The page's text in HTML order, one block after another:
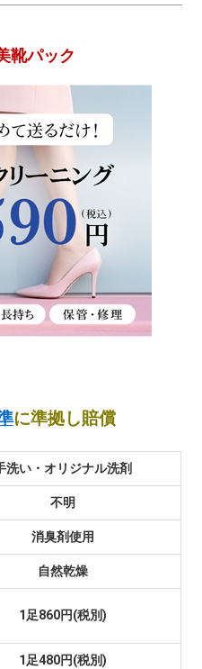
靴パック
に準拠し賠償
洗い・オリジナル洗剤
不明
消臭剤使用
自然乾燥
1足860円(税別)
1足480円(税別)